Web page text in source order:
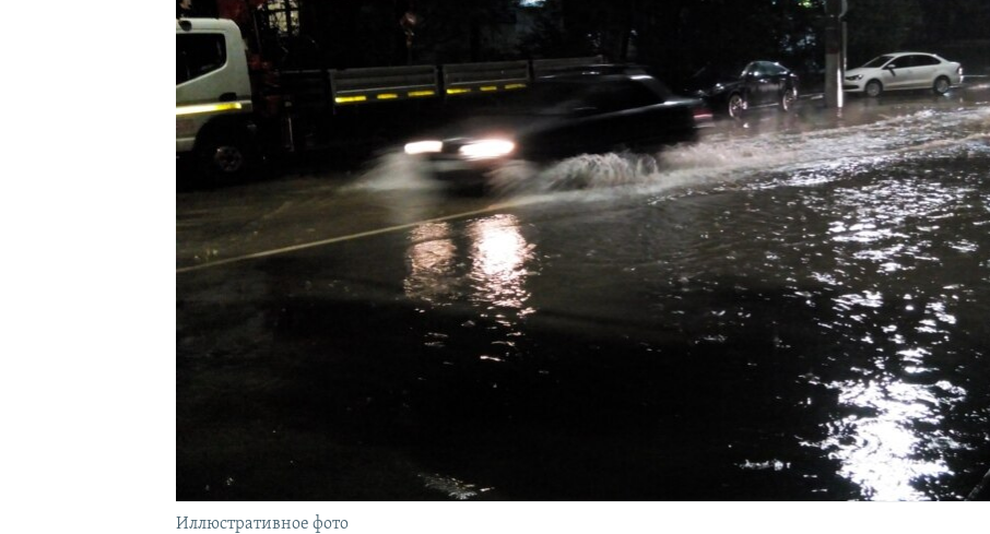
УКРАИНСКАЯ ПРОБЛЕМА КРЫМА
Иллюстративное фото